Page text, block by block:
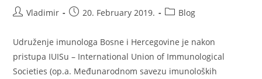
PostVladimir
Post20. February 2019.
PostBlog
Udruženje imunologa Bosne i Hercegovine je nakon
pristupa IUISu – International Union of Immunological
Societies (op.a. Međunarodnom savezu imunoloških